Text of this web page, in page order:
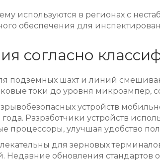
используются в регионах с
обеспечения для
согласно
подземных шахт и линий
токи до уровня микроампер,
устройств
Разработчики устройств
процессоры, улучшая удобство
для зерновых
обновления стандартов